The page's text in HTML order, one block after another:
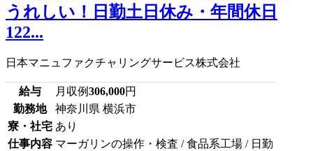
うれしい！日勤土日休み・年間休日
122...
日本マニュファクチャリングサービス株式会社
給与 月収例306,000円
勤務地
神奈川県 横浜市
寮・社宅 あり
仕事内容 マーガリンの操作・検査 / 食品系工場 / 日勤